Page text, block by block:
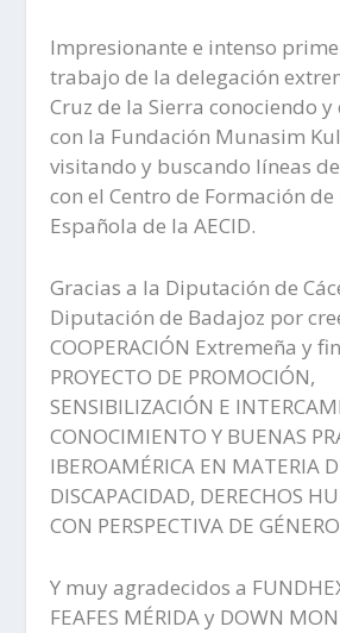
Impresionante e intenso
trabajo de la delegación
Cruz de la Sierra conociendo
con la Fundación Munasim
visitando y buscando líneas
con el Centro de Formación
Española de la AECID.
Gracias a la Diputación de
Diputación de Badajoz por
COOPERACIÓN Extremeña y
PROYECTO DE PROMOCIÓN,
SENSIBILIZACIÓN E
CONOCIMIENTO Y BUENAS
IBEROAMÉRICA EN MATERIA
DISCAPACIDAD, DERECHOS
CON PERSPECTIVA DE
Y muy agradecidos a
FEAFES MÉRIDA y DOWN